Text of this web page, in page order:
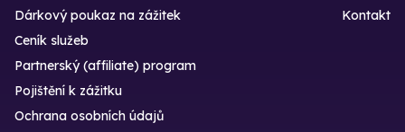
Dárkový poukaz na zážitek
Kontakt
Ceník služeb
Partnerský (affiliate) program
Pojištění k zážitku
Ochrana osobních údajů